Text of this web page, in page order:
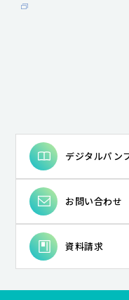
デジタルパン
お問い合わせ
資料請求